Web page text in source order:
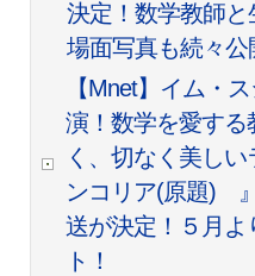
決定！数学教師
場面写真も続々公
【Mnet】イム・
演！数学を愛す
く、切なく美し
ンコリア(原題)
送が決定！５月
ト！